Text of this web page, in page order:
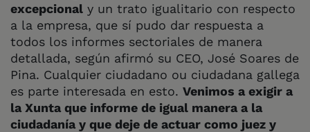
excepcional y un trato igualitario con respecto
a la empresa, que sí pudo dar respuesta a
todos los informes sectoriales de manera
detallada, según afirmó su CEO, José Soares de
Pina. Cualquier ciudadano ou ciudadana gallega
es parte interesada en esto. Venimos a exigir a
la Xunta que informe de igual manera a la
ciudadanía y que deje de actuar como juez y